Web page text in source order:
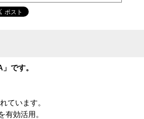
です。
ています。
効活用。